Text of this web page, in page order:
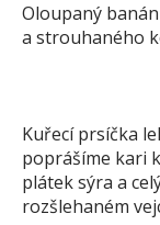
Oloupaný
a strouhaného
Kuřecí prsíčka
poprášíme kari
plátek sýra a
rozšlehaném